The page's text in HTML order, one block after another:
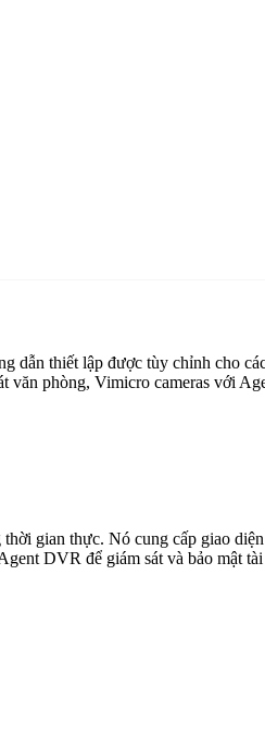
dẫn thiết lập được tùy chỉnh cho
phòng, Vimicro cameras với
gian thực. Nó cung cấp giao
DVR để giám sát và bảo mật tài